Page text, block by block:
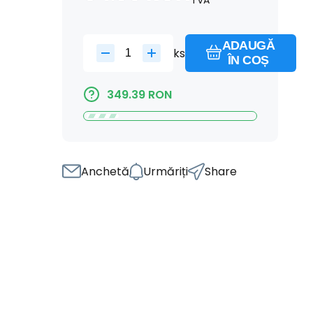
ks
ADAUGĂ
ÎN COȘ
349.39 RON
Anchetă Urmăriți Share